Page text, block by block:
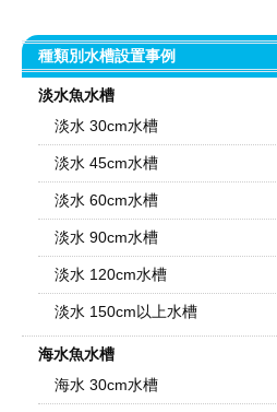
種類別水槽設置事例
淡水魚水槽
淡水 30cm水槽
淡水 45cm水槽
淡水 60cm水槽
淡水 90cm水槽
淡水 120cm水槽
淡水 150cm以上水槽
海水魚水槽
海水 30cm水槽